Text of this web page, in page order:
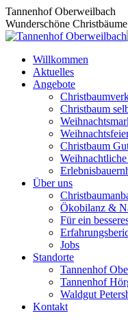
Zum
Inhalt
springen
Tannenhof Oberweilbach
Wunderschöne
Willkommen
Aktuelles
Angebote
Christbaum
Christbaum
Über uns
Ökobilanz &
Für ein
Jobs
Standorte
Tannenhof
Tannenhof
Waldgut
Kontakt